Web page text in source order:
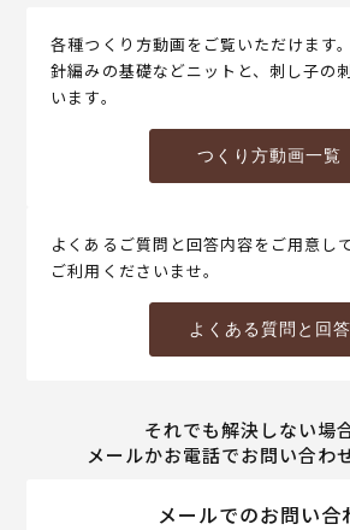
各種つくり方動画をご覧いただけます
針編みの基礎などニットと、刺し子の
います。
つくり方動画一覧
よくあるご質問と回答内容をご用意し
ご利用くださいませ。
よくある質問と回答
それでも解決しない場
メールかお電話でお問い合わ
メールでのお問い合